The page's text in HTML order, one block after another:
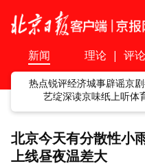
新闻 理论 | 评论
热点锐评经济城事辟谣京剧
艺绽深读京味纸上听体
北京今天有分散性小
上线昼夜温差大